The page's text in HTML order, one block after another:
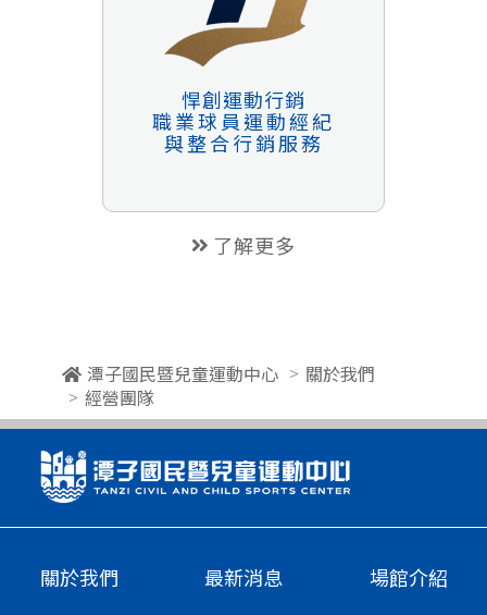
悍創運動行銷
職業球員運動經紀
與整合行銷服務
了解更多
潭子國民暨兒童運動中心
關於我們
經營團隊
關於我們 最新消息
場館介紹